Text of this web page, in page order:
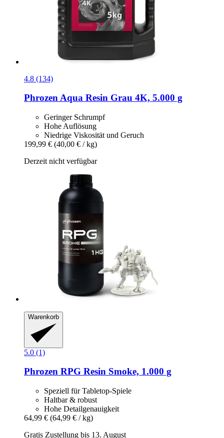
4.8 (134)
PhrozenAqua Resin Grau 4K, 5.000 g
Geringer Schrumpf
Hohe Auflösung
Niedrige Viskosität und Geruch
199,99 € (40,00 € / kg)
Derzeit nicht verfügbar
Warenkorb
5.0 (1)
Phrozen RPG Resin Smoke, 1.000 g
Speziell für Tabletop-Spiele
Haltbar & robust
Hohe Detailgenauigkeit
64,99 € (64,99 € / kg)
Gratis Zustellung bis 13. August